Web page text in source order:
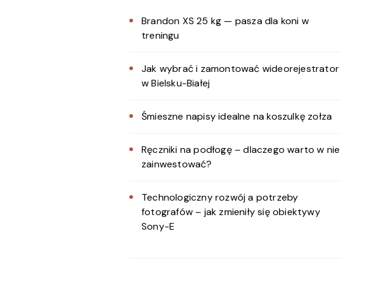
Brandon XS 25 kg — pasza dla koni w
treningu
Jak wybrać i zamontować wideorejestrator
w Bielsku-Białej
Śmieszne napisy idealne na koszulkę zołza
Ręczniki na podłogę – dlaczego warto w nie
zainwestować?
Technologiczny rozwój a potrzeby
fotografów – jak zmieniły się obiektywy
Sony-E